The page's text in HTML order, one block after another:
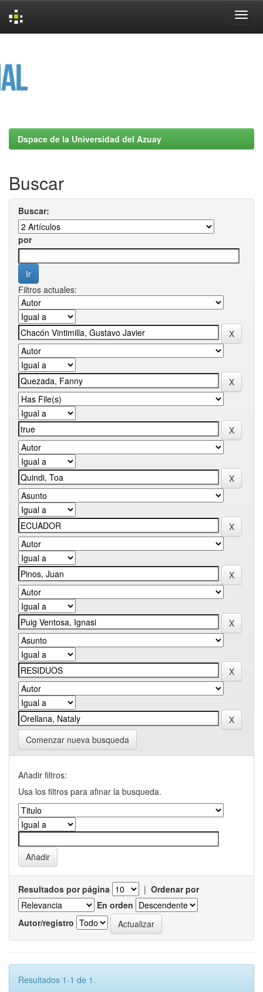
Dspace de la Universidad del Azuay
Buscar
Buscar:
por
Filtros actuales:
Comenzar nueva busqueda
Añadir filtros:
Usa los filtros para afinar la busqueda.
Resultados por página | Ordenar por
En orden
Autor/registro
Resultados 1-1 de 1.